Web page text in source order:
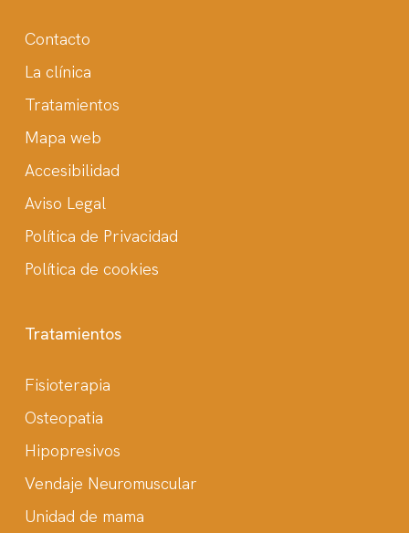
Contacto
La clínica
Tratamientos
Mapa web
Accesibilidad
Aviso Legal
Política de Privacidad
Política de cookies
Tratamientos
Fisioterapia
Osteopatia
Hipopresivos
Vendaje Neuromuscular
Unidad de mama